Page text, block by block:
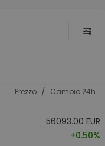
Prezzo / Cambio 24h
56093.00 EUR
+0.50%